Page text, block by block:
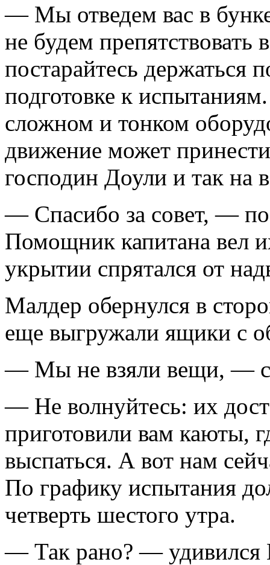
— Мы отведем вас в
не будем препятствовать
постарайтесь держаться
подготовке к
сложном и тонком
движение может
господин Доули и так на
— Спасибо за совет, —
Помощник капитана вел
укрытии спрятался от
Малдер обернулся в
еще выгружали ящики с
— Мы не взяли вещи, —
— Не волнуйтесь: их
приготовили вам каюты,
выспаться. А вот нам
По графику испытания
четверть шестого утра.
— Так рано? — удивился